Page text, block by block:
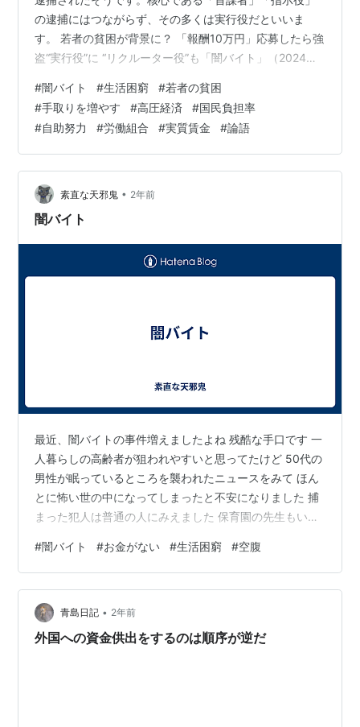
の逮捕にはつながらず、その多くは実行役だといいま
す。 若者の貧困が背景に？ 「報酬10万円」応募したら強
盗“実行役”に “リクルーター役”も「闇バイト」（2024年
「生活が困窮していた」、逮捕された若者の多くが、金
銭的な理由から「闇バイト」に応募したと供述している
そうです。 犯罪に手を染めることは良くないことです
が、その背景を聞くと、この社会に大きな歪みが存在し
ていそうです。 「手取りを増やす」と訴えた国民民主党
が先の衆院選で躍進しまし…
#闇バイト #生活困窮 #若者の貧困
#手取りを増やす #高圧経済 #国民負担率
#自助努力 #労働組合 #実質賃金 #論語
素直な天邪鬼 • 2年前
闇バイト
最近、闇バイトの事件増えましたよね 残酷な手口です 一
人暮らしの高齢者が狙われやすいと思ってたけど 50代の
男性が眠っているところを襲われたニュースをみて ほん
とに怖い世の中になってしまったと不安になりました 捕
まった犯人は普通の人にみえました 保育園の先生もいま
に困窮してた 安心できる自宅に押し入られるなんて 考え
ただけで恐ろしいです 年金 昨日みたテレビで 『年金、
いくらもらってますか？』 というインタビュー 『7万
円』 『15万円』 『30万円』 皆さん職業や勤務年数によ
ってバラバラでした 年金があてにならないからって 貯金
#闇バイト #お金がない #生活困窮 #空腹
青島日記 • 2年前
外国への資金供出をするのは順序が逆だ